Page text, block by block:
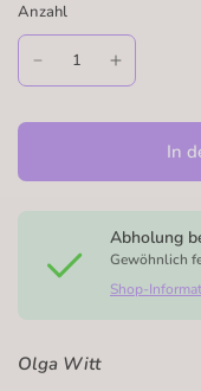
Anzahl
In
Abholung
Gewöhnlich
Shop-
Olga Witt